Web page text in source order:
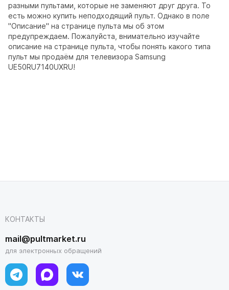
разными пультами, которые не заменяют друг друга. То
есть можно купить неподходящий пульт. Однако в поле
"Описание" на странице пульта мы об этом
предупреждаем. Пожалуйста, внимательно изучайте
описание на странице пульта, чтобы понять какого типа
пульт мы продаём для телевизора Samsung
UE50RU7140UXRU!
КОНТАКТЫ
mail@pultmarket.ru
для электронных обращений